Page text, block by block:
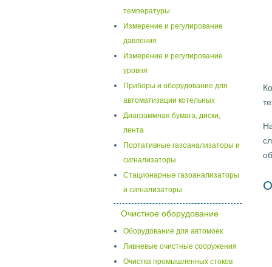
температуры
Измерение и регулирование
давления
Измерение и регулирование
уровня
Приборы и оборудование для
автоматизации котельных
Диаграммная бумага, диски,
лента
Портативные газоанализаторы и
сигнализаторы
Стационарные газоанализаторы
и сигнализаторы
Очистное оборудование
Оборудование для автомоек
Ливневые очистные сооружения
Очистка промышленных стоков